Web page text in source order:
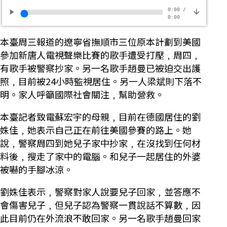
0:00/
0:00
本臺周三報道的遼寧省撫順市三位原本計劃到美國
參加新唐人電視聲樂比賽的歌手遭受打壓﹐周四﹐
有歌手被警察抄家。另一名歌手趙曼已被迫交出護
照﹐目前被24小時監視居住。另一人梁斌則下落不
明。家人呼籲國際社會關注﹐幫助營救。
本臺記者致電蘇宏宇的母親﹐目前在德國居住的劉
姝佳﹐她表示自己正在前往美國參賽的路上。她
說﹐警察周四到她兒子家中抄家﹐在沒找到任何材
料後﹐搜走了家中的電腦。和兒子一起居住的外婆
被嚇的手腳冰涼。
劉姝佳表示﹐警察對家人說要兒子回家﹐並答應不
會傷害兒子﹐但兒子認為警察一貫說話不算數﹐因
此目前仍在外流浪不敢回家。另一名歌手趙曼回家